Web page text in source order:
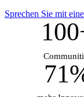
Sprechen Sie mit